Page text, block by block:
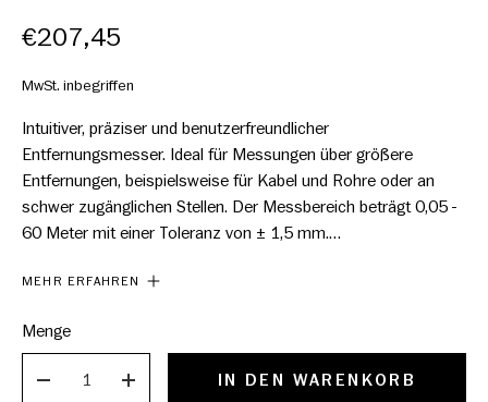
€207,45
MwSt. inbegriffen
Intuitiver, präziser und benutzerfreundlicher
Entfernungsmesser. Ideal für Messungen über größere
Entfernungen, beispielsweise für Kabel und Rohre oder an
schwer zugänglichen Stellen. Der Messbereich beträgt 0,05 -
60 Meter mit einer Toleranz von ± 1,5 mm.
Neben der einfachen Entfernungsmessung können Sie Min.-
Messung einstellen, Messungen addieren, subtrahieren und
und Volumen. An schwer zugänglichen Stellen können Längen
MEHR ERFAHREN
Menge
VERRINGERNERHÖHEN IN DEN WARENKORB